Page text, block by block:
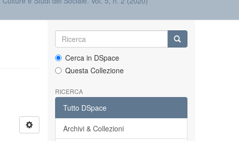
Cerca in DSpace
Questa Collezione
RICERCA
Tutto DSpace
Archivi & Collezioni